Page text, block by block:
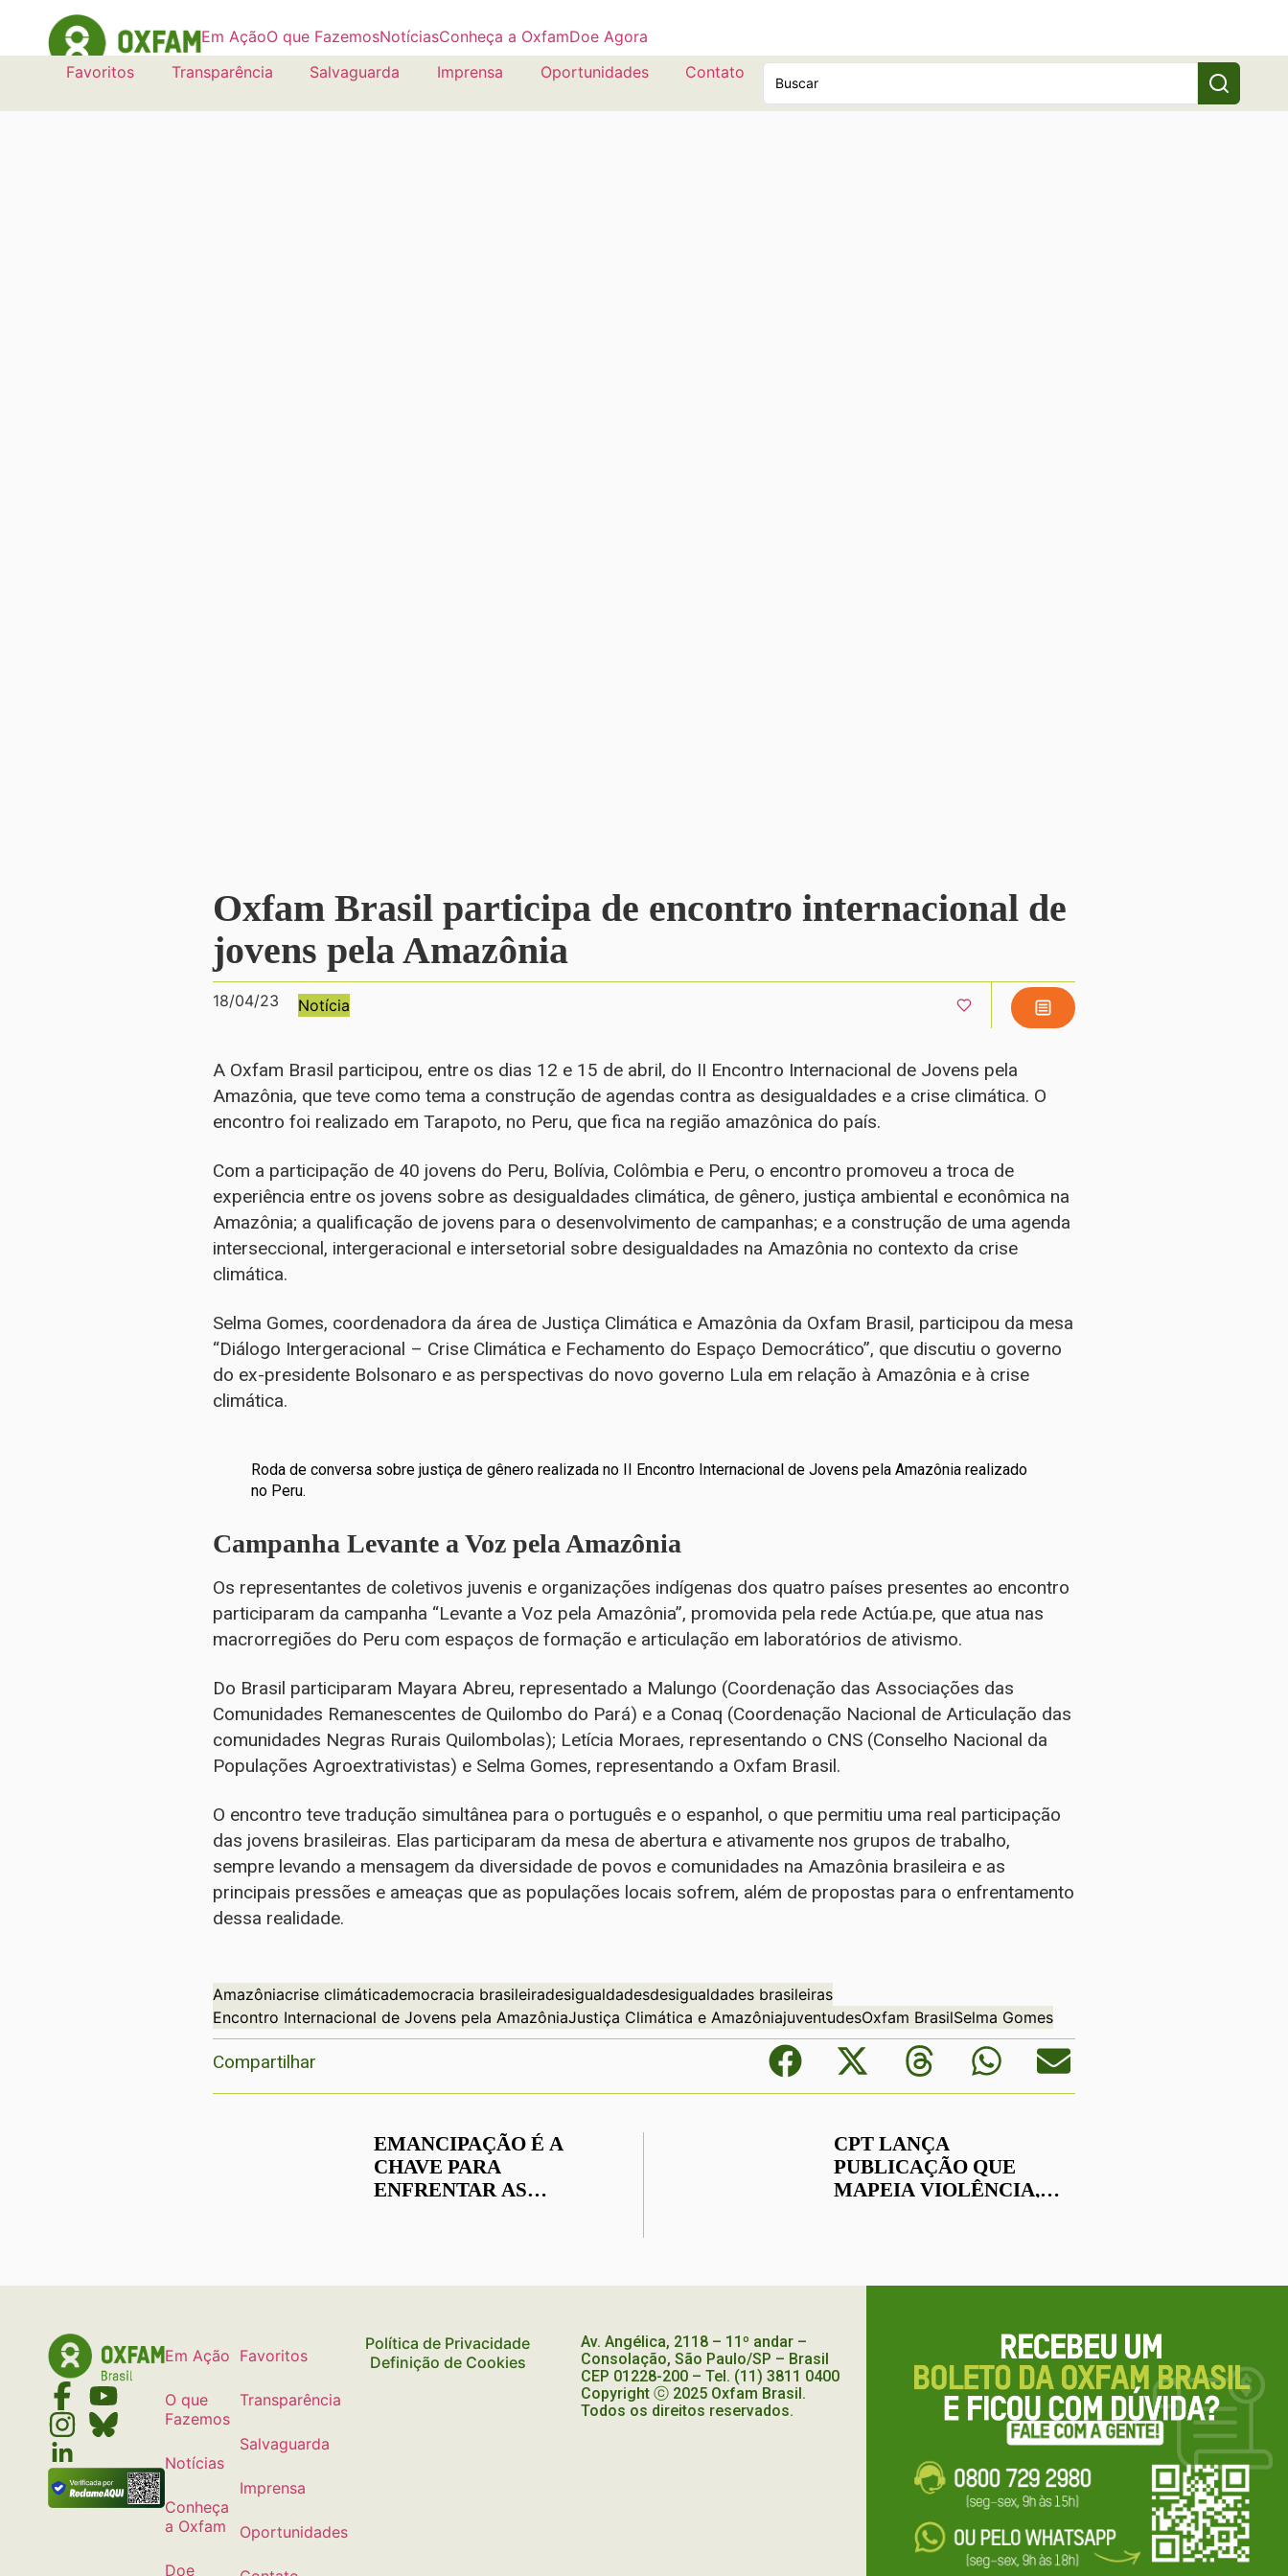
Em AçãoO que FazemosNotíciasConheça a OxfamDoe Agora
Favoritos
Transparência Salvaguarda Imprensa Oportunidades Contato
Oxfam Brasil participa de encontro internacional de
jovens pela Amazônia
18/04/23 Notícia
A Oxfam Brasil participou, entre os dias 12 e 15 de abril, do II Encontro Internacional de Jovens pela
Amazônia, que teve como tema a construção de agendas contra as desigualdades e a crise climática. O
encontro foi realizado em Tarapoto, no Peru, que fica na região amazônica do país.
Com a participação de 40 jovens do Peru, Bolívia, Colômbia e Peru, o encontro promoveu a troca de
experiência entre os jovens sobre as desigualdades climática, de gênero, justiça ambiental e econômica na
Amazônia; a qualificação de jovens para o desenvolvimento de campanhas; e a construção de uma agenda
interseccional, intergeracional e intersetorial sobre desigualdades na Amazônia no contexto da crise
climática.
Selma Gomes, coordenadora da área de Justiça Climática e Amazônia da Oxfam Brasil, participou da mesa
“Diálogo Intergeracional – Crise Climática e Fechamento do Espaço Democrático”, que discutiu o governo
do ex-presidente Bolsonaro e as perspectivas do novo governo Lula em relação à Amazônia e à crise
climática.
Roda de conversa sobre justiça de gênero realizada no II Encontro Internacional de Jovens pela Amazônia realizado
no Peru.
Campanha Levante a Voz pela Amazônia
Os representantes de coletivos juvenis e organizações indígenas dos quatro países presentes ao encontro
participaram da campanha “Levante a Voz pela Amazônia”, promovida pela rede Actúa.pe, que atua nas
macrorregiões do Peru com espaços de formação e articulação em laboratórios de ativismo.
Do Brasil participaram Mayara Abreu, representado a Malungo (Coordenação das Associações das
Comunidades Remanescentes de Quilombo do Pará) e a Conaq (Coordenação Nacional de Articulação das
comunidades Negras Rurais Quilombolas); Letícia Moraes, representando o CNS (Conselho Nacional da
Populações Agroextrativistas) e Selma Gomes, representando a Oxfam Brasil.
O encontro teve tradução simultânea para o português e o espanhol, o que permitiu uma real participação
das jovens brasileiras. Elas participaram da mesa de abertura e ativamente nos grupos de trabalho,
sempre levando a mensagem da diversidade de povos e comunidades na Amazônia brasileira e as
principais pressões e ameaças que as populações locais sofrem, além de propostas para o enfrentamento
dessa realidade.
Amazôniacrise climáticademocracia brasileiradesigualdadesdesigualdades brasileiras
Encontro Internacional de Jovens pela AmazôniaJustiça Climática e AmazôniajuventudesOxfam BrasilSelma Gomes
Compartilhar
EMANCIPAÇÃO É A
CHAVE PARA
ENFRENTAR AS
2023
CPT LANÇA
PUBLICAÇÃO QUE
MAPEIA VIOLÊNCIA,
Em Ação
O que
Fazemos
Notícias
Conheça
a Oxfam
Doe
Favoritos
Transparência
Salvaguarda
Imprensa
Oportunidades
Política de Privacidade
Definição de Cookies
Av. Angélica, 2118 – 11º andar –
Consolação, São Paulo/SP – Brasil
CEP 01228-200 – Tel. (11) 3811 0400
Copyright ⓒ 2025 Oxfam Brasil.
Todos os direitos reservados.